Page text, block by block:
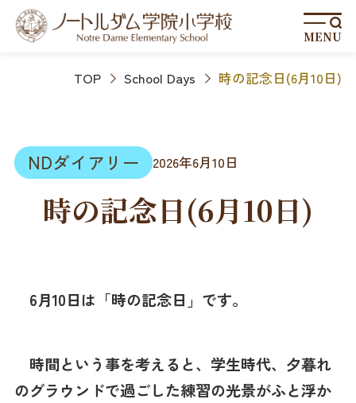
MENU
TOP School Days 時の記念日(6月10日)
NDダイアリー 2026年6月10日
時の記念日(6月10日)
6月10日は「時の記念日」です。
時間という事を考えると、学生時代、夕暮れ
のグラウンドで過ごした練習の光景がふと浮か